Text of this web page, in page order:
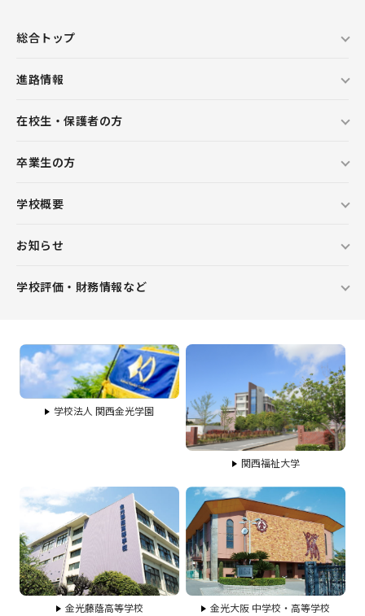
総合トップ
進路情報
在校生・保護者の方
卒業生の方
学校概要
お知らせ
学校評価・財務情報など
学校法人 関西金光学園
関西福祉大学
金光藤蔭高等学校 金光大阪 中学校・高等学校